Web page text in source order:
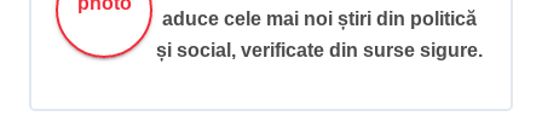
î
a
aduce cele mai noi știri din politică
și social, verificate din surse sigure.